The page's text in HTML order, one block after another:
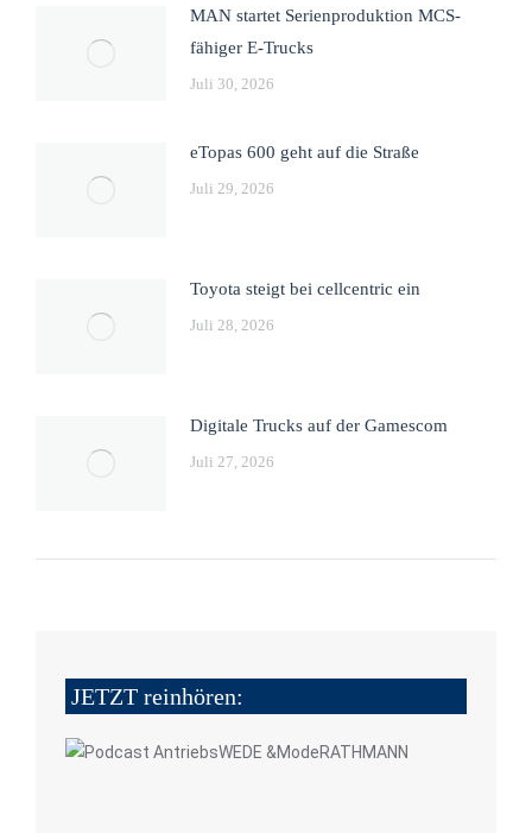
MAN startet Serienproduktion MCS-
fähiger E-Trucks
Juli 30, 2026
eTopas 600 geht auf die Straße
Juli 29, 2026
Toyota steigt bei cellcentric ein
Juli 28, 2026
Digitale Trucks auf der Gamescom
Juli 27, 2026
JETZT reinhören: